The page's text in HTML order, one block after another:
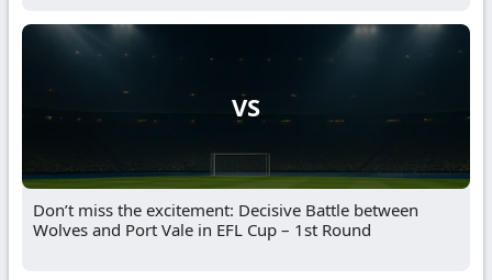
VS
Don’t miss the excitement: Decisive Battle between
Wolves and Port Vale in EFL Cup – 1st Round